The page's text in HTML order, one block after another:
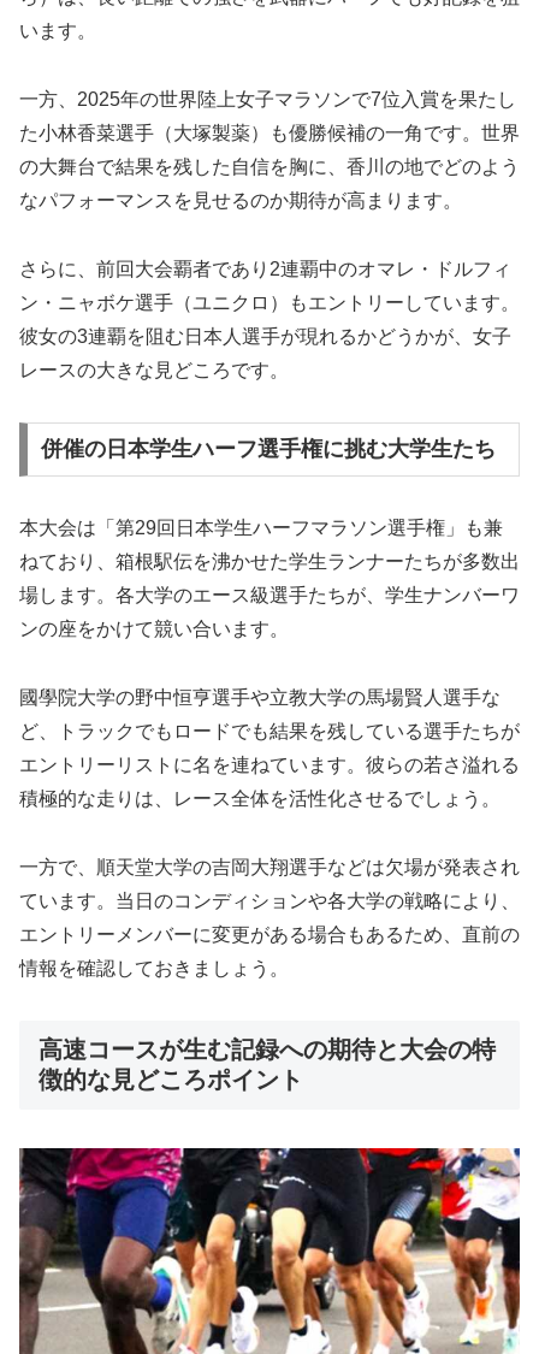
います。
一方、2025年の世界陸上女子マラソンで7位入賞を果たし
た小林香菜選手（大塚製薬）も優勝候補の一角です。世界
の大舞台で結果を残した自信を胸に、香川の地でどのよう
なパフォーマンスを見せるのか期待が高まります。
さらに、前回大会覇者であり2連覇中のオマレ・ドルフィ
ン・ニャボケ選手（ユニクロ）もエントリーしています。
彼女の3連覇を阻む日本人選手が現れるかどうかが、女子
レースの大きな見どころです。
併催の日本学生ハーフ選手権に挑む大学生たち
本大会は「第29回日本学生ハーフマラソン選手権」も兼
ねており、箱根駅伝を沸かせた学生ランナーたちが多数出
場します。各大学のエース級選手たちが、学生ナンバーワ
ンの座をかけて競い合います。
國學院大学の野中恒亨選手や立教大学の馬場賢人選手な
ど、トラックでもロードでも結果を残している選手たちが
エントリーリストに名を連ねています。彼らの若さ溢れる
積極的な走りは、レース全体を活性化させるでしょう。
一方で、順天堂大学の吉岡大翔選手などは欠場が発表され
ています。当日のコンディションや各大学の戦略により、
エントリーメンバーに変更がある場合もあるため、直前の
情報を確認しておきましょう。
高速コースが生む記録への期待と大会の特
徴的な見どころポイント